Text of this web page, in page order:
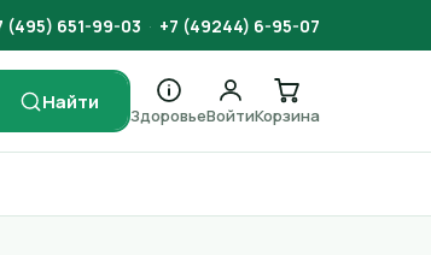
(495) 651-99-03 · +7 (49244) 6-95-07
Найти
ЗдоровьеВойтиКорзина